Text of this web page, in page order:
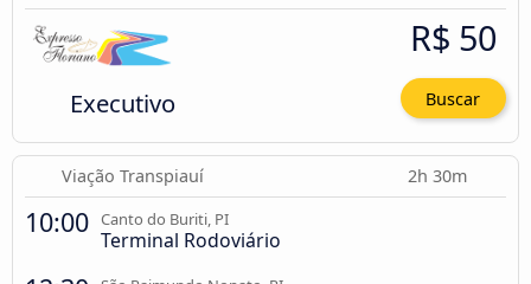
Executivo
R$ 50
Buscar
Viação Transpiauí 2h 30m
10:00 Canto do Buriti, PI
Terminal Rodoviário